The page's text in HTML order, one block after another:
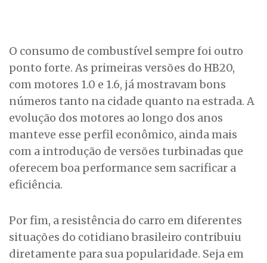
O consumo de combustível sempre foi outro
ponto forte. As primeiras versões do HB20,
com motores 1.0 e 1.6, já mostravam bons
números tanto na cidade quanto na estrada. A
evolução dos motores ao longo dos anos
manteve esse perfil econômico, ainda mais
com a introdução de versões turbinadas que
oferecem boa performance sem sacrificar a
eficiência.
Por fim, a resistência do carro em diferentes
situações do cotidiano brasileiro contribuiu
diretamente para sua popularidade. Seja em